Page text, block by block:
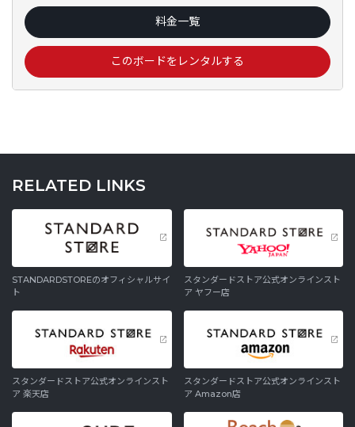
料金一覧
このボードをレンタルする
RELATED LINKS
STANDARDSTOREのオフィシャルサイ
ト
スタンダードストア公式オンラインスト
ア ヤフー店
スタンダードストア公式オンラインスト
ア 楽天店
スタンダードストア公式オンラインスト
ア Amazon店